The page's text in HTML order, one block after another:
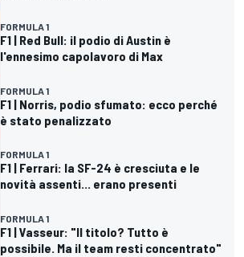
FORMULA 1
F1 | Red Bull: il podio di Austin è
l'ennesimo capolavoro di Max
FORMULA 1
F1 | Norris, podio sfumato: ecco perché
è stato penalizzato
FORMULA 1
F1 | Ferrari: la SF-24 è cresciuta e le
novità assenti... erano presenti
FORMULA 1
F1 | Vasseur: "Il titolo? Tutto è
possibile. Ma il team resti concentrato"